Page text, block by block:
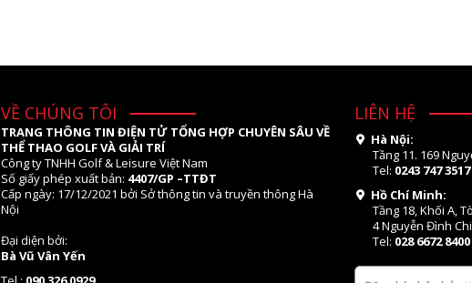
VỀ CHÚNG TÔI
TRANG THÔNG TIN ĐIỆN TỬ TỔNG HỢP CHUYÊN SÂU VỀ
THỂ THAO GOLF VÀ GIẢI TRÍ
Công ty TNHH Golf & Leisure Việt Nam
Số giấy phép xuất bản: 4407/GP –TTĐT
Cấp ngày: 17/12/2021 bởi Sở thông tin và truyền thông Hà
Nội
Đại diện bởi:
Bà Vũ Vân Yến
LIÊN HỆ
Hà Nội:
Tầng 11. 169
Tel: 0243 747 3517
Hồ Chí Minh:
Tầng 18, Khối A,
4 Nguyễn Đình
Tel: 028 6672 8400